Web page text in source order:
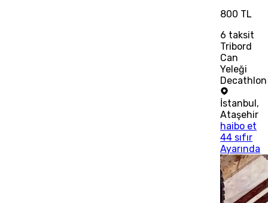
800 TL
6 taksit
Tribord
Can
Yeleği
Decathlon
İstanbul ,
Ataşehir
haibo et
44 sıfır
Ayarında